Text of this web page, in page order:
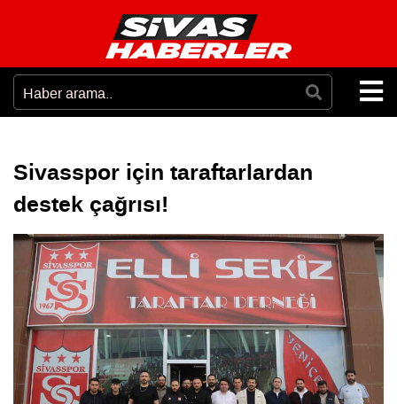
Sivasspor için taraftarlardan
destek çağrısı!